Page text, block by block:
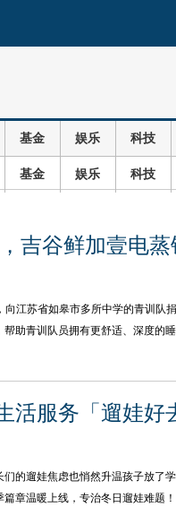
基金 娱乐 科技
基金 娱乐 科技
吉谷鲜加壹电
江苏省如皋市多所中学的青训队
助青训队员拥有更舒适、深度的
活服务「遛娃好
的遛娃焦虑也悄然升温孩子放了
章温暖上线，专治冬日遛娃难题